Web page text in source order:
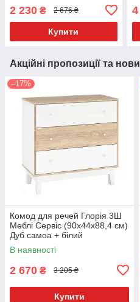
2 230 ₴ 2 676 ₴
Купити
Акційні пропозиції та
–17%
Комод для речей Глорія 3Ш
Меблі Сервіс (90х44х88,4 см)
Дуб самоа + білий
В наявності
2 670 ₴ 3 205 ₴
Купити